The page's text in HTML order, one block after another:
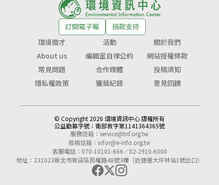
訂閱電子報
捐款支持
環境徵才
活動
關於我們
About us
編輯室自律公約
網站授權條款
常見問題
合作媒體
投稿須知
隱私權政策
獲獎紀錄 意見回饋
© Copyright 2026 環境資訊中心 版權所有
公益勸募字號： 衛部救字第1141364365號
服務信箱： service@tnf.org.tw
投稿信箱： infor@e-info.org.tw
客服電話：070-10101-666／02-2910-6000
地址：231023新北市新店區民權路48號3樓（近捷運大坪林站1號出口）